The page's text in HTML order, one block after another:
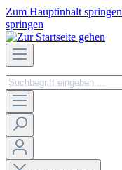
Zum Hauptinhalt springen
springen